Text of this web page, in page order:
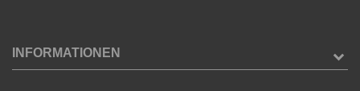
INFORMATIONEN